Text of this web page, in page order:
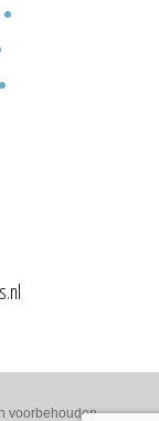
voorbehouden.